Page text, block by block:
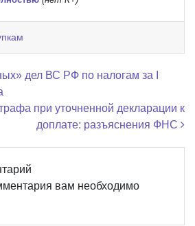
записям
дел ВС РФ по налогам за I
при уточненной декларации к
доплате: разъяснения ФНС
вам необходимо